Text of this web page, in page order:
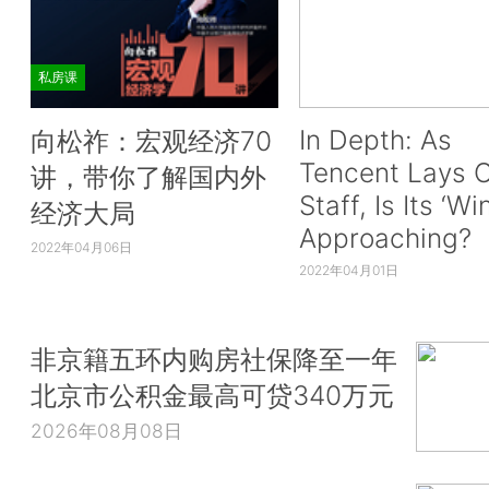
私房课
向松祚：宏观经济70
讲，带你了解国内外
经济大局
2022年04月06日
In Depth: As
Tencent Lays
Staff, Is Its
Approaching?
2022年04月01日
非京籍五环内购房社保降至一年
北京市公积金最高可贷340万元
2026年08月08日